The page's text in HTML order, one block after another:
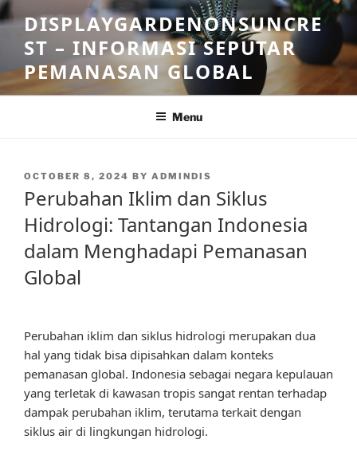
Skip
to
content
DISPLAYGARDENONSUNCRE
ST – INFORMASI SEPUTAR
PEMANASAN GLOBAL
Menu
POSTED
OCTOBER 8, 2024 BY ADMINDIS
Perubahan Iklim dan Siklus
Hidrologi: Tantangan Indonesia
dalam Menghadapi Pemanasan
Global
Perubahan iklim dan siklus hidrologi merupakan dua
hal yang tidak bisa dipisahkan dalam konteks
pemanasan global. Indonesia sebagai negara kepulauan
yang terletak di kawasan tropis sangat rentan terhadap
dampak perubahan iklim, terutama terkait dengan
siklus air di lingkungan hidrologi.